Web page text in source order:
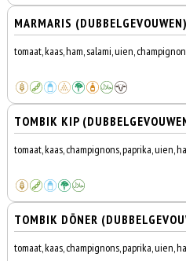
MARMARIS (DUBBELGEVOUWEN)
tomaat, kaas, ham, salami, uien,
TOMBIK KIP
tomaat, kaas, champignons, paprika, uien,
TOMBIK DÖNER
tomaat, kaas, champignons, paprika, uien,